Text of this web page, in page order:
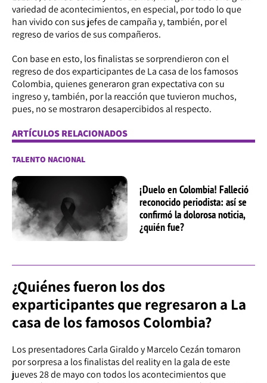
variedad de acontecimientos, en especial, por todo lo que
han vivido con sus jefes de campaña y, también, por el
regreso de varios de sus compañeros.
Con base en esto, los finalistas se sorprendieron con el
regreso de dos exparticipantes de La casa de los famosos
Colombia, quienes generaron gran expectativa con su
ingreso y, también, por la reacción que tuvieron muchos,
pues, no se mostraron desapercibidos al respecto.
ARTÍCULOS RELACIONADOS
TALENTO NACIONAL
¡Duelo en Colombia! Falleció
reconocido periodista: así se
confirmó la dolorosa noticia,
¿quién fue?
¿Quiénes fueron los dos
exparticipantes que regresaron a La
casa de los famosos Colombia?
Los presentadores Carla Giraldo y Marcelo Cezán tomaron
por sorpresa a los finalistas del reality en la gala de este
jueves 28 de mayo con todos los acontecimientos que